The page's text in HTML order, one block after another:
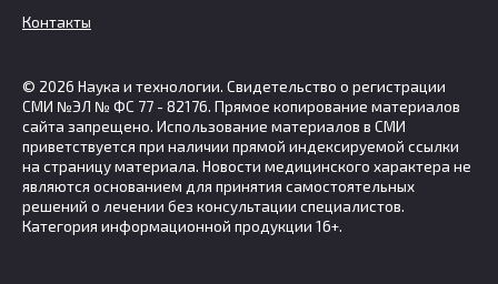
Контакты
© 2026 Наука и технологии. Свидетельство о регистрации
СМИ №ЭЛ № ФС 77 - 82176. Прямое копирование материалов
сайта запрещено. Использование материалов в СМИ
приветствуется при наличии прямой индексируемой ссылки
на страницу материала. Новости медицинского характера не
являются основанием для принятия самостоятельных
решений о лечении без консультации специалистов.
Категория информационной продукции 16+.